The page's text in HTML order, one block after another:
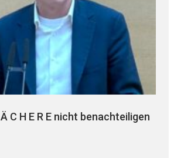
C H E R E nicht benachteiligen